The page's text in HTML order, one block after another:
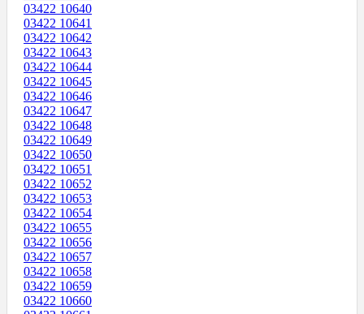
03422 10640
03422 10641
03422 10642
03422 10643
03422 10644
03422 10645
03422 10646
03422 10647
03422 10648
03422 10649
03422 10650
03422 10651
03422 10652
03422 10653
03422 10654
03422 10655
03422 10656
03422 10657
03422 10658
03422 10659
03422 10660